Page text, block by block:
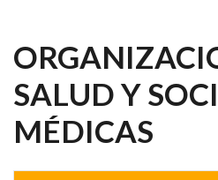
SALUD Y
MÉDICAS